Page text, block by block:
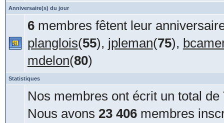
Anniversaire(s) du jour
6membres fêtent leur
planglois(55), jpleman(75),
mdelon(80)
Statistiques
Nos membres ont écrit un total de
Nous avons 23 406membres